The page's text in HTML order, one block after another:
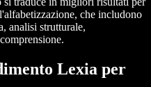
che includono
analisi strutturale,
Lexia per